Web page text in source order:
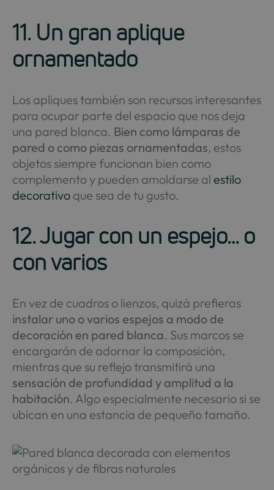
11. Un gran aplique
ornamentado
Los apliques también son recursos interesantes
para ocupar parte del espacio que nos deja
una pared blanca. Bien como lámparas de
pared o como piezas ornamentadas, estos
objetos siempre funcionan bien como
complemento y pueden amoldarse al estilo
decorativoque sea de tu gusto.
12. Jugar con un espejo… o
con varios
En vez de cuadros o lienzos, quizá prefieras
instalar uno o varios espejos a modo de
decoración en pared blanca. Sus marcos se
encargarán de adornar la composición,
mientras que su reflejo transmitirá una
sensación de profundidad y amplitud a la
habitación. Algo especialmente necesario si se
ubican en una estancia de pequeño tamaño.